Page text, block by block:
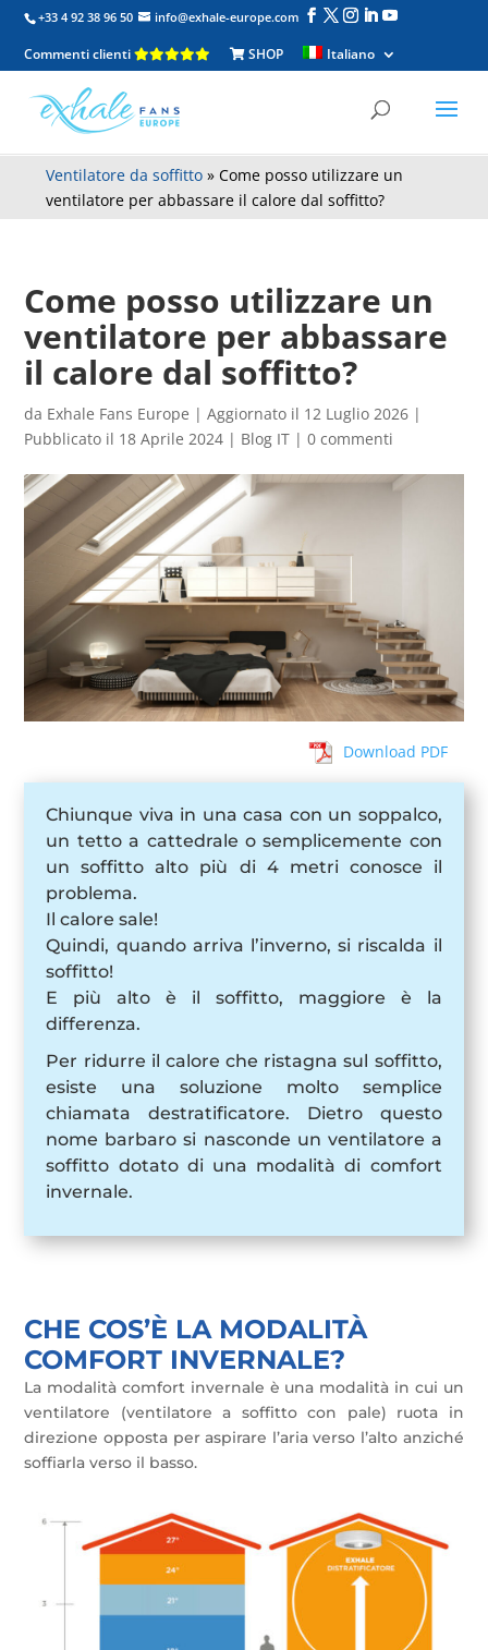
Ventilatore da soffitto »Come posso utilizzare un
ventilatore per abbassare il calore dal soffitto?
+33 4 92 38 96 50 info@exhale-europe.com
Commenti clienti SHOP Italiano
Come posso utilizzare un
ventilatore per abbassare
il calore dal soffitto?
da Exhale Fans Europe |Aggiornato il 12 Luglio 2026 |
Pubblicato il 18 Aprile 2024 | Blog IT |0 commenti
Download PDF
Chiunque viva in una casa con un soppalco,
un tetto a cattedrale o semplicemente con
un soffitto alto più di 4 metri conosce il
problema.
Il calore sale!
Quindi, quando arriva l’inverno, si riscalda il
soffitto!
E più alto è il soffitto, maggiore è la
differenza.
Per ridurre il calore che ristagna sul soffitto,
esiste una soluzione molto semplice
chiamata destratificatore. Dietro questo
nome barbaro si nasconde un ventilatore a
soffitto dotato di una modalità di comfort
invernale.
CHE COS’È LA MODALITÀ
COMFORT INVERNALE?
La modalità comfort invernale è una modalità in cui un
ventilatore (ventilatore a soffitto con pale) ruota in
direzione opposta per aspirare l’aria verso l’alto anziché
soffiarla verso il basso.